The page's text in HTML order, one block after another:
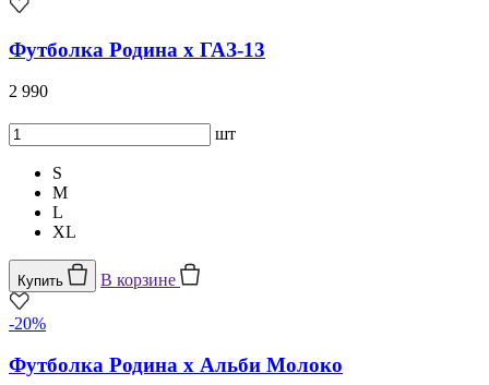
Футболка Родина x ГАЗ-13
2 990
шт
S
M
L
XL
Купить В корзине
-20%
Футболка Родина х Альби Молоко